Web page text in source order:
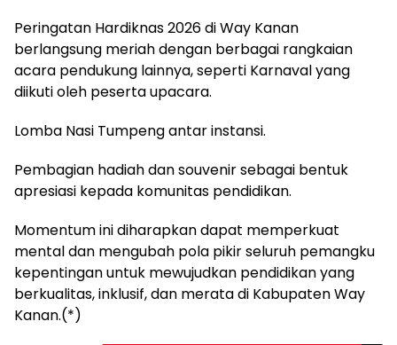
Peringatan Hardiknas 2026 di Way Kanan
berlangsung meriah dengan berbagai rangkaian
acara pendukung lainnya, seperti Karnaval yang
diikuti oleh peserta upacara.
Lomba Nasi Tumpeng antar instansi.
Pembagian hadiah dan souvenir sebagai bentuk
apresiasi kepada komunitas pendidikan.
Momentum ini diharapkan dapat memperkuat
mental dan mengubah pola pikir seluruh pemangku
kepentingan untuk mewujudkan pendidikan yang
berkualitas, inklusif, dan merata di Kabupaten Way
Kanan.(*)